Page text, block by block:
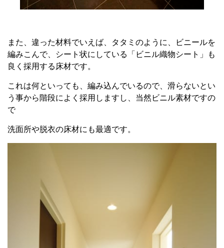
また、違った材料でいえば、タタミのように、ビニールを
編みこんで、シート状にしている「ビニル織物シート」も
良く採用する床材です。
これは何といっても、編み込んでいるので、滑らないとい
う事から階段によく採用しますし、当然ビニル素材ですの
で
洗面所や脱衣の床材にも最適です。